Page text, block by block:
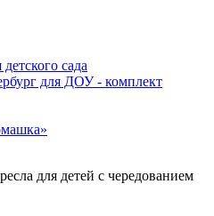
для детей с чередованием